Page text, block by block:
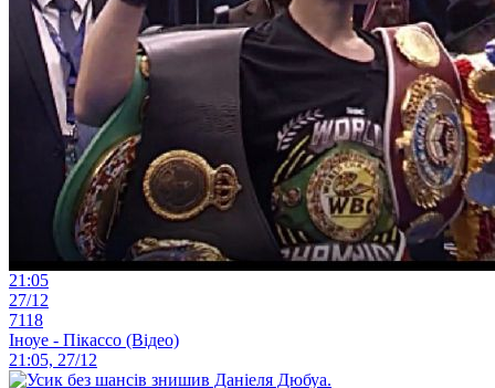
21:05
27/12
7118
Іноуе - Пікассо (Відео)
21:05, 27/12